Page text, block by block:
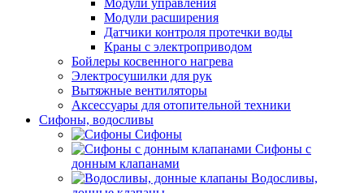
Модули управления
Модули расширения
Датчики контроля протечки воды
Краны с электроприводом
Бойлеры косвенного нагрева
Электросушилки для рук
Вытяжные вентиляторы
Аксессуары для отопительной техники
Сифоны, водосливы
Сифоны
Сифоны с
донным клапанами
Водосливы,